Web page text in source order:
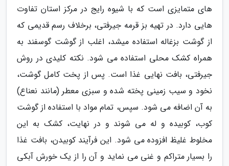
های متمایزی است که با شیوه رایج در مرکز استان تفاوت
هایی دارد. در تهیه بز قرمه جیرفتی، برخلاف رسم قدیمی که
از گوشت بزغاله استفاده میشد، اغلب از گوشت گوسفند به
همراه کشک محلی استفاده می شود. نکته کلیدی در روش
جیرفتی، بافت نهایی غذا است. پس از پخت کامل گوشت،
نخود و سیب زمینی پخته شده و سبزی معطر (مانند نعناع)
به آن اضافه می شود. سپس، تمام مواد با استفاده از گوشت
کوب، کوبیده و له می شوند و در نهایت، کشک به این
مخلوط غلیظ افزوده می شود. این فرآیند کوبیدن، بافت غذا
را بسیار متراکم و غنی می نماید و آن را از یک خورش آبکی